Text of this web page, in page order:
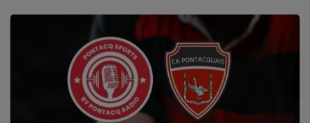
C'ÉTAIT QUOI CE TITRE ?
PODCASTS - SAISON 2026/2027